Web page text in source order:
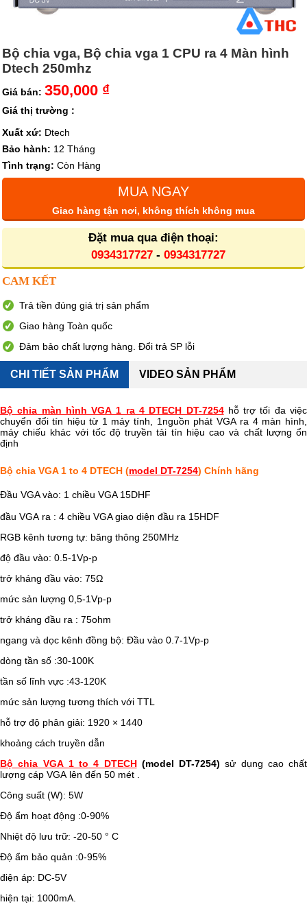
Bộ chia vga, Bộ chia vga 1 CPU ra 4 Màn hình
Dtech 250mhz
Giá bán: 350,000 ₫
Giá thị trường :
Xuất xứ: Dtech
Bảo hành: 12 Tháng
Tình trạng: Còn Hàng
MUA NGAY
Giao hàng tận nơi, không thích không mua
Đặt mua qua điện thoại:
0934317727- 0934317727
CAM KẾT
Trả tiền đúng giá trị sản phẩm
Giao hàng Toàn quốc
Đảm bảo chất lượng hàng. Đổi trả SP lỗi
CHI TIẾT SẢN PHẨM VIDEO SẢN PHẨM
Bộ chia màn hình VGA 1 ra 4 DTECH DT-7254hỗ trợ tối đa việc
chuyển đổi tín hiệu từ 1 máy tính, 1nguồn phát VGA ra 4 màn hình,
máy chiếu khác với tốc độ truyền tải tín hiệu cao và chất lượng ổn
định
Bộ chia VGA 1 to 4 DTECH (model DT-7254) Chính hãng
Đầu VGA vào: 1 chiều VGA 15DHF
đầu VGA ra : 4 chiều VGA giao diện đầu ra 15HDF
RGB kênh tương tự: băng thông 250MHz
độ đầu vào: 0.5-1Vp-p
trở kháng đầu vào: 75Ω
mức sản lượng 0,5-1Vp-p
trở kháng đầu ra : 75ohm
ngang và dọc kênh đồng bộ: Đầu vào 0.7-1Vp-p
dòng tần số :30-100K
tần số lĩnh vực :43-120K
mức sản lượng tương thích với TTL
hỗ trợ độ phân giải: 1920 × 1440
khoảng cách truyền dẫn
Bộ chia VGA 1 to 4 DTECH(model DT-7254) sử dụng cao chất
lượng cáp VGA lên đến 50 mét .
Công suất (W): 5W
Độ ẩm hoạt động :0-90%
Nhiệt độ lưu trữ: -20-50 ° C
Độ ẩm bảo quản :0-95%
điện áp: DC-5V
hiện tại: 1000mA.